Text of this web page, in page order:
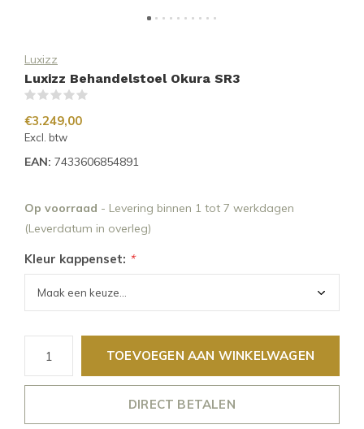
Luxizz
Luxizz Behandelstoel Okura SR3
€3.249,00
Excl. btw
EAN: 7433606854891
Op voorraad - Levering binnen 1 tot 7 werkdagen
(Leverdatum in overleg)
Kleur kappenset: *
TOEVOEGEN AAN WINKELWAGEN
DIRECT BETALEN